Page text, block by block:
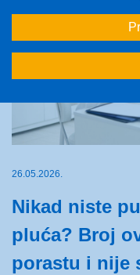
26.05.2026.
Nikad niste
pluća? Broj
porastu i nije